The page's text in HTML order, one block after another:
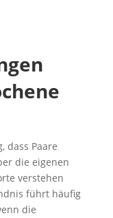
dass Paare
die eigenen
verstehen
führt häufig
die